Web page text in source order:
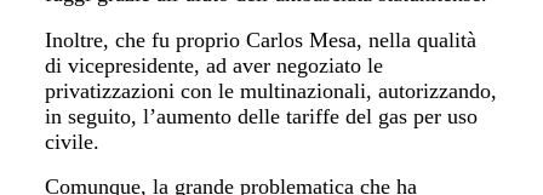
Inoltre, che fu proprio Carlos Mesa, nella qualità
di vicepresidente, ad aver negoziato le
privatizzazioni con le multinazionali, autorizzando,
in seguito, l’aumento delle tariffe del gas per uso
civile.
Comunque, la grande problematica che ha